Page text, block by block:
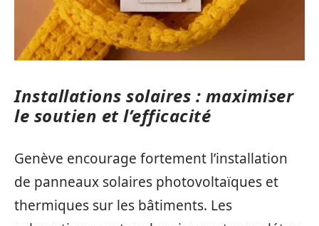
Installations solaires : maximiser
le soutien et l’efficacité
Genève encourage fortement l’installation
de panneaux solaires photovoltaïques et
thermiques sur les bâtiments. Les